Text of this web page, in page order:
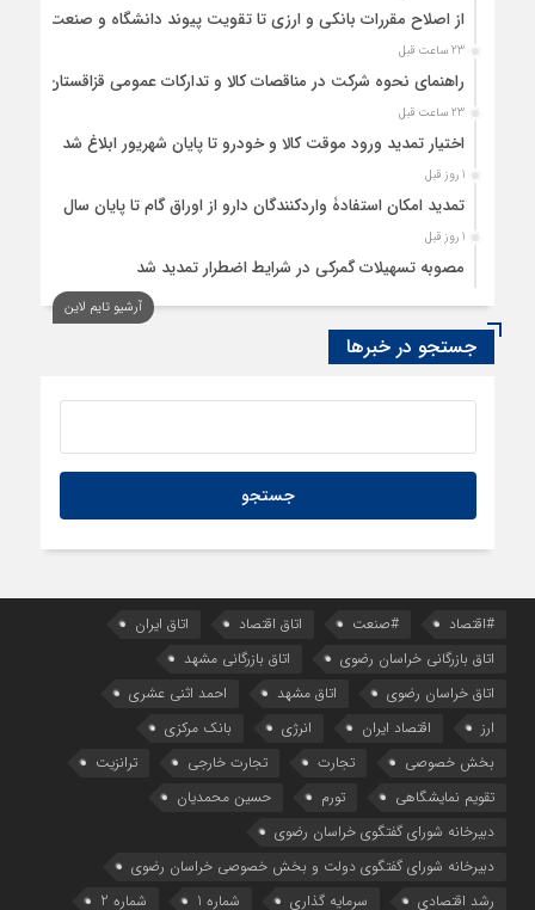
از اصلاح مقررات بانکی و ارزی تا تقویت پیوند دانشگاه و صنعت
23 ساعت قبل
راهنمای نحوه شرکت در مناقصات کالا و تدارکات عمومی قزاقستان
23 ساعت قبل
اختیار تمدید ورود موقت کالا و خودرو تا پایان شهریور ابلاغ شد
1 روز قبل
تمدید امکان استفادۀ واردکنندگان دارو از اوراق گام تا پایان سال
1 روز قبل
مصوبه تسهیلات گمرکی در شرایط اضطرار تمدید شد
آرشیو تایم لاین
جستجو در خبرها
#اقتصاد #صنعت اتاق اقتصاد
اتاق ایران
اتاق بازرگانی خراسان رضوی
اتاق بازرگانی مشهد
اتاق خراسان رضوی
اتاق مشهد
احمد اثنی عشری
ارز
اقتصاد ایران انرژی
بانک مرکزی
بخش خصوصی
تجارت تجارت خارجی
ترانزیت
تقویم نمایشگاهی
تورم
حسین محمدیان
دبیرخانه شورای گفتگوی خراسان رضوی
دبیرخانه شورای گفتگوی دولت و بخش خصوصی خراسان رضوی
رشد اقتصادی
سرمایه گذاری شماره 1 شماره 2